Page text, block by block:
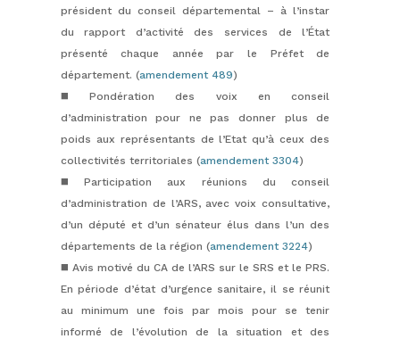
président du conseil départemental – à l’instar
du rapport d’activité des services de l’État
présenté chaque année par le Préfet de
département. (amendement 489)
◼️ Pondération des voix en conseil
d’administration pour ne pas donner plus de
poids aux représentants de l’Etat qu’à ceux des
collectivités territoriales (amendement 3304)
◼️ Participation aux réunions du conseil
d’administration de l’ARS, avec voix consultative,
d’un député et d’un sénateur élus dans l’un des
départements de la région (amendement 3224)
◼️ Avis motivé du CA de l’ARS sur le SRS et le PRS.
En période d’état d’urgence sanitaire, il se réunit
au minimum une fois par mois pour se tenir
informé de l’évolution de la situation et des